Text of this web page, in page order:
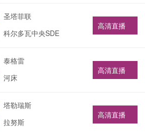
圣塔菲联
科尔多瓦中央SDE
高清直播
泰格雷
河床
高清直播
塔勒瑞斯
拉努斯
高清直播